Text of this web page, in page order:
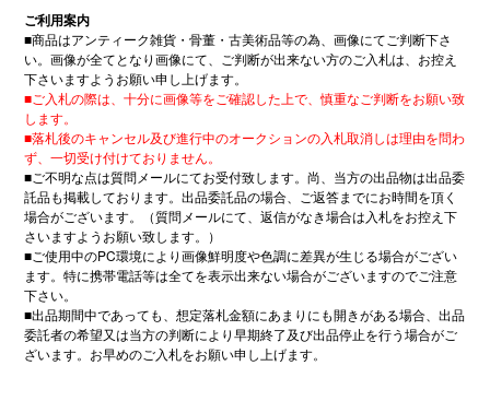
ご利用案内
■商品はアンティーク雑貨・骨董・古美術品等の為、画像にてご判断下さ
い。画像が全てとなり画像にて、ご判断が出来ない方のご入札は、お控え
下さいますようお願い申し上げます。
■ご入札の際は、十分に画像等をご確認した上で、慎重なご判断をお願い致
します。
■落札後のキャンセル及び進行中のオークションの入札取消しは理由を問わ
ず、一切受け付けておりません。
■ご不明な点は質問メールにてお受付致します。尚、当方の出品物は出品委
託品も掲載しております。出品委託品の場合、ご返答までにお時間を頂く
場合がございます。（質問メールにて、返信がなき場合は入札をお控え下
さいますようお願い致します。）
■ご使用中のPC環境により画像鮮明度や色調に差異が生じる場合がござい
ます。特に携帯電話等は全てを表示出来ない場合がございますのでご注意
下さい。
■出品期間中であっても、想定落札金額にあまりにも開きがある場合、出品
委託者の希望又は当方の判断により早期終了及び出品停止を行う場合がご
ざいます。お早めのご入札をお願い申し上げます。